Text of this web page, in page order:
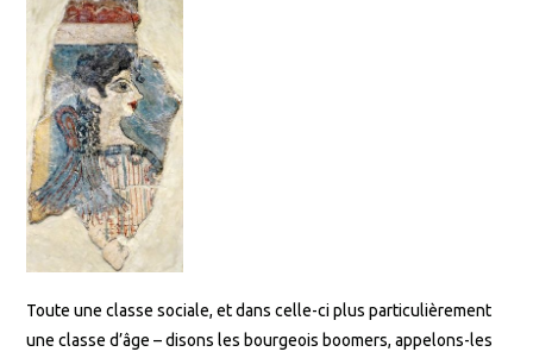
Toute une classe sociale, et dans celle-ci plus particulièrement
une classe d’âge – disons les bourgeois boomers, appelons-les